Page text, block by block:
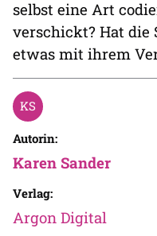
selbst eine Art
verschickt? Hat die
etwas mit ihrem
Autorin:
Karen Sander
Verlag:
Argon Digital